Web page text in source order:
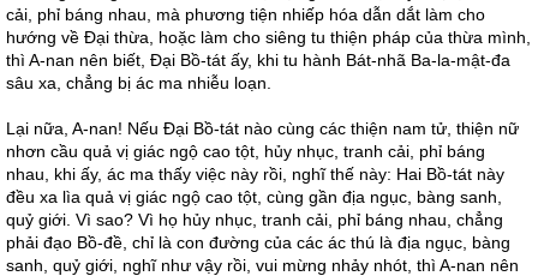
cải, phỉ báng nhau, mà phương tiện nhiếp hóa dẫn dắt làm cho
hướng về Đại thừa, hoặc làm cho siêng tu thiện pháp của thừa mình,
thì A-nan nên biết, Đại Bồ-tát ấy, khi tu hành Bát-nhã Ba-la-mật-đa
sâu xa, chẳng bị ác ma nhiễu loạn.
Lại nữa, A-nan! Nếu Đại Bồ-tát nào cùng các thiện nam tử, thiện nữ
nhơn cầu quả vị giác ngộ cao tột, hủy nhục, tranh cải, phỉ báng
nhau, khi ấy, ác ma thấy việc này rồi, nghĩ thế này: Hai Bồ-tát này
đều xa lìa quả vị giác ngộ cao tột, cùng gần địa ngục, bàng sanh,
quỷ giới. Vì sao? Vì họ hủy nhục, tranh cải, phỉ báng nhau, chẳng
phải đạo Bồ-đề, chỉ là con đường của các ác thú là địa ngục, bàng
sanh, quỷ giới, nghĩ như vậy rồi, vui mừng nhảy nhót, thì A-nan nên